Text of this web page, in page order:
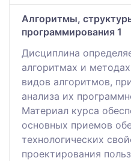
Алгоритмы,
программирования 1
Дисциплина
алгоритмах и
видов алгоритмов,
анализа их
Материал курса
основных приемов
технологических
проектирования